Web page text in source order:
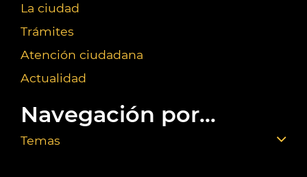
La ciudad
Trámites
Atención ciudadana
Actualidad
Navegación por...
Temas